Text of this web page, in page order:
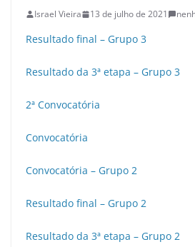
Israel Vieira 13 de julho de 2021
Resultado final – Grupo 3
Resultado da 3ª etapa – Grupo 3
2ª Convocatória
Convocatória
Convocatória – Grupo 2
Resultado final – Grupo 2
Resultado da 3ª etapa – Grupo 2